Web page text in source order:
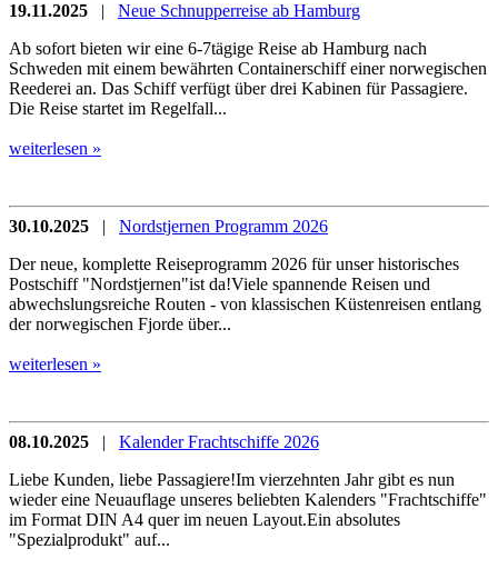
19.11.2025 | Neue Schnupperreise ab Hamburg
Ab sofort bieten wir eine 6-7tägige Reise ab Hamburg nach
Schweden mit einem bewährten Containerschiff einer norwegischen
Reederei an. Das Schiff verfügt über drei Kabinen für Passagiere.
Die Reise startet im Regelfall...
weiterlesen »
30.10.2025 | Nordstjernen Programm 2026
Der neue, komplette Reiseprogramm 2026 für unser historisches
Postschiff "Nordstjernen"ist da!Viele spannende Reisen und
abwechslungsreiche Routen - von klassischen Küstenreisen entlang
der norwegischen Fjorde über...
weiterlesen »
08.10.2025 | Kalender Frachtschiffe 2026
Liebe Kunden, liebe Passagiere!Im vierzehnten Jahr gibt es nun
wieder eine Neuauflage unseres beliebten Kalenders "Frachtschiffe"
im Format DIN A4 quer im neuen Layout.Ein absolutes
"Spezialprodukt" auf...